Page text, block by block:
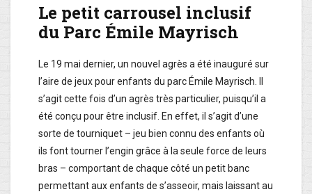
Le petit carrousel inclusif
du Parc Émile Mayrisch
Le 19 mai dernier, un nouvel agrès a été inauguré sur
l’aire de jeux pour enfants du parc Émile Mayrisch. Il
s’agit cette fois d’un agrès très particulier, puisqu’il a
été conçu pour être inclusif. En effet, il s’agit d’une
sorte de tourniquet – jeu bien connu des enfants où
ils font tourner l’engin grâce à la seule force de leurs
bras – comportant de chaque côté un petit banc
permettant aux enfants de s’asseoir, mais laissant au